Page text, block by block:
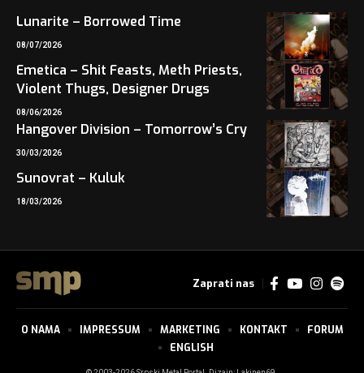
Lunarite – Borrowed Time
08/07/2026
Emetica – Shit Feasts, Meth Priests,
Violent Thugs, Designer Drugs
08/06/2026
Hangover Division – Tomorrow’s Cry
30/03/2026
Sunovrat – Kuluk
18/03/2026
Zaprati nas
O NAMA IMPRESSUM MARKETING KONTAKT
FORUM
ENGLISH